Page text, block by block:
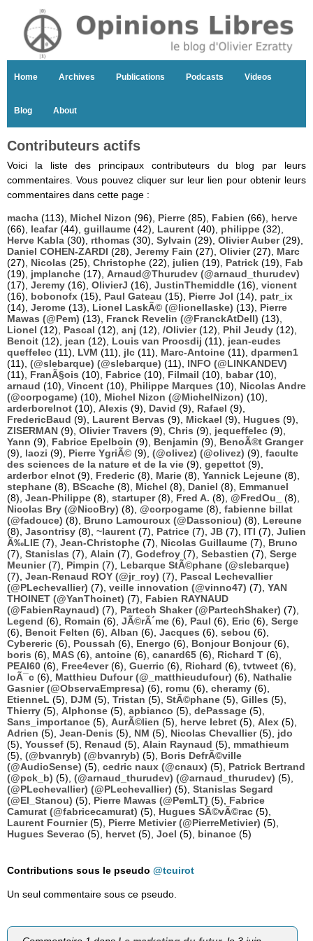
Home Archives Publications Podcasts Videos
Blog About
Contributeurs actifs
Voici la liste des principaux contributeurs du blog par leurs
commentaires. Vous pouvez cliquer sur leur lien pour obtenir leurs
commentaires dans cette page :
macha (113), Michel Nizon (96), Pierre (85), Fabien (66), herve
(66), leafar(44), guillaume (42), Laurent (40), philippe (32),
Herve Kabla (30), rthomas (30), Sylvain (29), Olivier Auber(29),
Daniel COHEN-ZARDI (28), Jeremy Fain (27), Olivier(27), Marc
(27), Nicolas (25), Christophe (22), julien (19), Patrick (19), Fab
(19), jmplanche (17), Arnaud@Thurudev (@arnaud_thurudev)
(17), Jeremy (16), OlivierJ (16), JustinThemiddle (16), vicnent
(16), bobonofx (15), Paul Gateau (15), Pierre Jol (14), patr_ix
(14), Jerome (13), Lionel LaskÃ© (@lionellaske) (13), Pierre
Mawas (@Pem) (13), Franck Revelin (@FranckAtDell) (13),
Lionel (12), Pascal (12), anj (12), /Olivier(12), Phil Jeudy (12),
Benoit (12), jean (12), Louis van Proosdij (11), jean-eudes
queffelec (11), LVM (11), jlc (11), Marc-Antoine (11), dparmen1
(11), (@slebarque) (@slebarque) (11), INFO (@LINKANDEV)
(11), FranÃ§ois (10), Fabrice (10), Filmail (10), babar(10),
arnaud (10), Vincent (10), Philippe Marques (10), Nicolas Andre
(@corpogame) (10), Michel Nizon (@MichelNizon) (10),
arderborelnot (10), Alexis (9), David (9), Rafael (9),
FredericBaud (9), Laurent Bervas (9), Mickael (9), Hugues (9),
ZISERMAN (9), Olivier Travers (9), Chris (9), jequeffelec (9),
Yann (9), Fabrice Epelboin (9), Benjamin (9), BenoÃ®t Granger
(9), laozi (9), Pierre YgriÃ© (9), (@olivez) (@olivez) (9), faculte
des sciences de la nature et de la vie (9), gepettot (9),
arderbor elnot (9), Frederic (8), Marie (8), Yannick Lejeune (8),
stephane (8), BScache (8), Michel (8), Daniel (8), Emmanuel
(8), Jean-Philippe (8), startuper(8), Fred A. (8), @FredOu_
(8),
Nicolas Bry (@NicoBry) (8), @corpogame (8), fabienne billat
(@fadouce) (8), Bruno Lamouroux (@Dassoniou) (8), Lereune
(8), Jasontrisy (8), ~laurent (7), Patrice (7), JB (7), ITI (7), Julien
Ã‰LIE (7), Jean-Christophe (7), Nicolas Guillaume (7), Bruno
(7), Stanislas (7), Alain (7), Godefroy (7), Sebastien (7), Serge
Meunier(7), Pimpin (7), Lebarque StÃ©phane (@slebarque)
(7), Jean-Renaud ROY (@jr_roy) (7), Pascal Lechevallier
(@PLechevallier) (7), veille innovation (@vinno47) (7), YAN
THOINET (@YanThoinet) (7), Fabien RAYNAUD
(@FabienRaynaud) (7), Partech Shaker (@PartechShaker) (7),
Legend (6), Romain (6), JÃ©rÃ´me (6), Paul (6), Eric (6), Serge
(6), Benoit Felten (6), Alban (6), Jacques (6), sebou (6),
Cybereric (6), Poussah (6), Energo (6), Bonjour Bonjour(6),
boris (6), MAS (6), antoine (6), canard65 (6), Richard T (6),
PEAI60 (6), Free4ever(6), Guerric (6), Richard (6), tvtweet (6),
loÃ¯c (6), Matthieu Dufour (@_matthieudufour) (6), Nathalie
Gasnier (@ObservaEmpresa) (6), romu (6), cheramy (6),
EtienneL (5), DJM (5), Tristan (5), StÃ©phane (5), Gilles (5),
Thierry (5), Alphonse (5), apbianco (5), dePassage (5),
Sans_importance (5), AurÃ©lien (5), herve lebret (5), Alex (5),
Adrien (5), Jean-Denis (5), NM (5), Nicolas Chevallier(5), jdo
(5), Youssef (5), Renaud (5), Alain Raynaud (5), mmathieum
(5), (@bvanryb) (@bvanryb) (5), Boris DefrÃ©ville
(@AudioSense) (5), cedric naux (@cnaux) (5), Patrick Bertrand
(@pck_b) (5), (@arnaud_thurudev) (@arnaud_thurudev) (5),
(@PLechevallier) (@PLechevallier) (5), Stanislas Segard
(@El_Stanou) (5), Pierre Mawas (@PemLT) (5), Fabrice
Camurat (@fabricecamurat) (5), Hugues SÃ©vÃ©rac (5),
Laurent Fournier(5), Pierre Metivier (@PierreMetivier) (5),
Hugues Severac (5), hervet (5), Joel (5), binance (5)
Contributions sous le pseudo @tcuirot
Un seul commentaire sous ce pseudo.